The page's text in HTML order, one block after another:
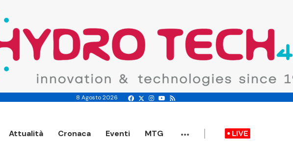
8 Agosto 2026
Attualità Cronaca Eventi MTG ...